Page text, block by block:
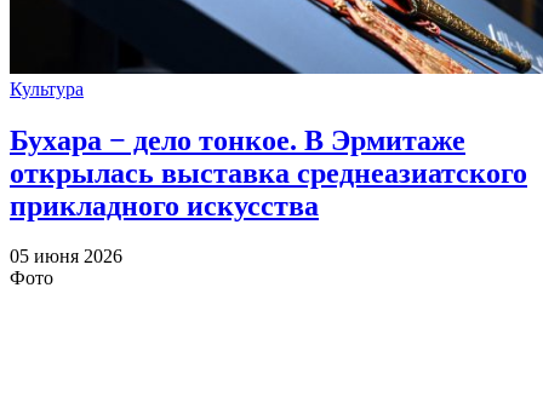
Культура
Бухара − дело тонкое. В Эрмитаже
открылась выставка среднеазиатского
прикладного искусства
05 июня 2026
Фото